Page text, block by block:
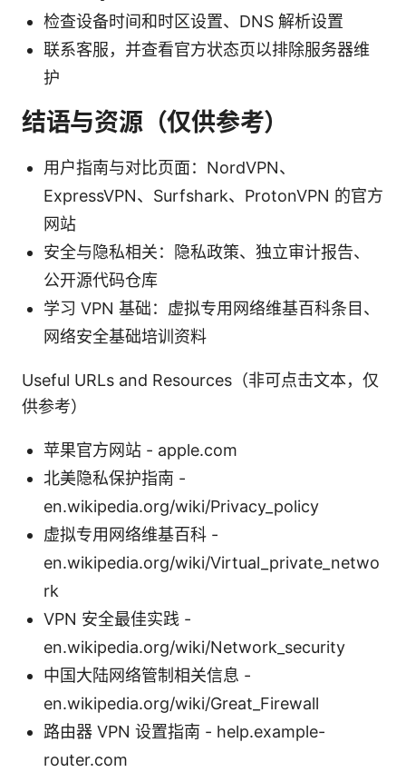
检查设备时间和时区设置、DNS 解析设置
联系客服，并查看官方状态页以排除服务器维
护
结语与资源（仅供参考）
用户指南与对比页面：NordVPN、
ExpressVPN、Surfshark、ProtonVPN 的官方
网站
安全与隐私相关：隐私政策、独立审计报告、
公开源代码仓库
学习 VPN 基础：虚拟专用网络维基百科条目、
网络安全基础培训资料
Useful URLs and Resources（非可点击文本，仅
供参考）
苹果官方网站 - apple.com
北美隐私保护指南 -
en.wikipedia.org/wiki/Privacy_policy
虚拟专用网络维基百科 -
en.wikipedia.org/wiki/Virtual_private_netwo
rk
VPN 安全最佳实践 -
en.wikipedia.org/wiki/Network_security
中国大陆网络管制相关信息 -
en.wikipedia.org/wiki/Great_Firewall
路由器 VPN 设置指南 - help.example-
router.com